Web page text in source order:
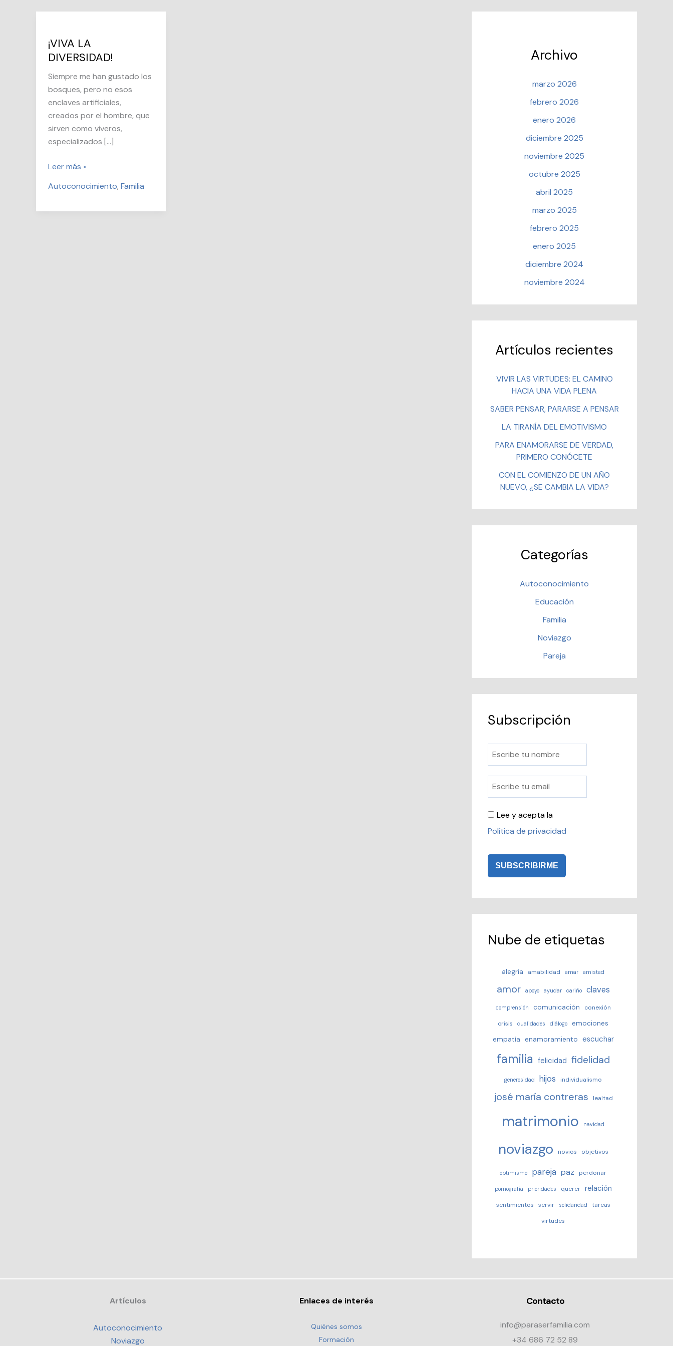
¡VIVA LA
DIVERSIDAD!
Siempre me han gustado los
bosques, pero no esos
enclaves artificiales,
creados por el hombre, que
sirven como viveros,
especializados […]
¡VIVA
DIVERSIDAD!
Leer más »
Autoconocimiento, Familia
Archivo
marzo 2026
febrero 2026
enero 2026
diciembre 2025
noviembre 2025
octubre 2025
abril 2025
marzo 2025
febrero 2025
enero 2025
diciembre 2024
noviembre 2024
Artículos recientes
VIVIR LAS VIRTUDES: EL CAMINO
HACIA UNA VIDA PLENA
SABER PENSAR, PARARSE A PENSAR
LA TIRANÍA DEL EMOTIVISMO
PARA ENAMORARSE DE VERDAD,
PRIMERO CONÓCETE
CON EL COMIENZO DE UN AÑO
NUEVO, ¿SE CAMBIA LA VIDA?
Categorías
Autoconocimiento
Educación
Familia
Noviazgo
Pareja
Subscripción
Lee y acepta la
Política de privacidad
Nube de etiquetas
alegría amabilidad amar amistad
amor apoyo ayudar cariño claves
comprensión comunicación
conexión
crisis
cualidades diálogo
emociones
empatía enamoramiento escuchar
familia felicidad fidelidad
generosidad hijos individualismo
josé maría contreras lealtad
matrimonio navidad
noviazgo novios objetivos
optimismo pareja paz perdonar
pornografía prioridades querer relación
sentimientos servir solidaridad
tareas
virtudes
Artículos
Autoconocimiento
Noviazgo
Enlaces de interés
Quiénes somos
Formación
Contacto
info@paraserfamilia.com
+34 686 72 52 89